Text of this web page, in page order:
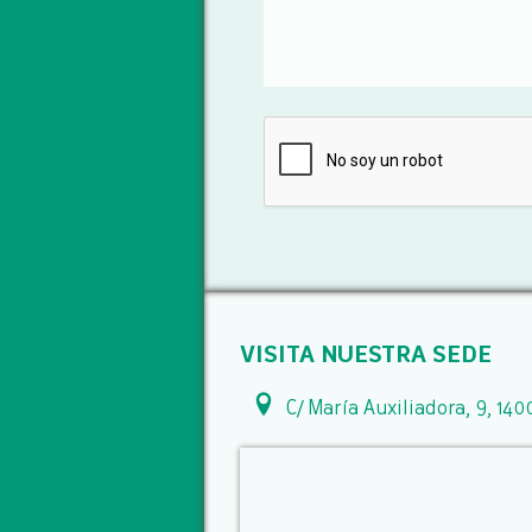
VISITA NUESTRA SEDE
C/ María Auxiliadora, 9,